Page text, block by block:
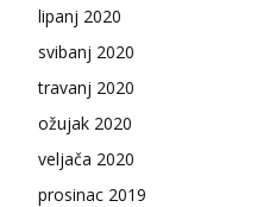
lipanj 2020
svibanj 2020
travanj 2020
ožujak 2020
veljača 2020
prosinac 2019